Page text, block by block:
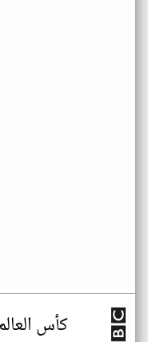
كأس العالم